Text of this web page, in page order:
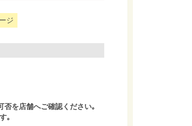
ジ
を店舗へご確認ください｡
｡